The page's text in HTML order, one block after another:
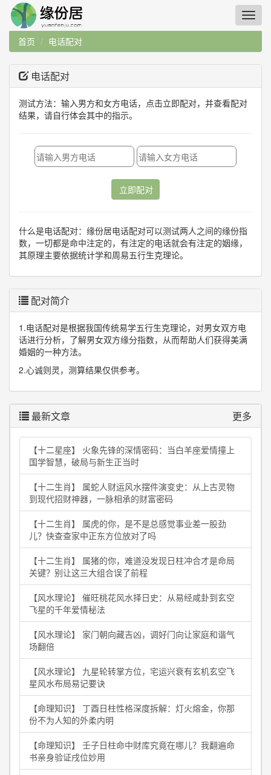
首页 电话配对
电话配对
测试方法：输入男方和女方电话，点击立即配对，并查看配对
结果，请自行体会其中的指示。
立即配对
什么是电话配对：缘份居电话配对可以测试两人之间的缘份指
数，一切都是命中注定的，有注定的电话就会有注定的姻缘，
其原理主要依据统计学和周易五行生克理论。
配对简介
1.电话配对是根据我国传统易学五行生克理论，对男女双方电
话进行分析，了解男女双方缘分指数，从而帮助人们获得美满
婚姻的一种方法。
2.心诚则灵，测算结果仅供参考。
最新文章 更多
【十二星座】 火象先锋的深情密码：当白羊座爱情撞上
国学智慧，破局与新生正当时
【十二生肖】 属蛇人财运风水摆件演变史：从上古灵物
到现代招财神器，一脉相承的财富密码
【十二生肖】 属虎的你，是不是总感觉事业差一股劲
儿？快查查家中正东方位放对了吗
【十二生肖】 属猪的你，难道没发现日柱冲合才是命局
关键？别让这三大组合误了前程
【风水理论】 催旺桃花风水择日史：从易经咸卦到玄空
飞星的千年爱情秘法
【风水理论】 家门朝向藏吉凶，调好门向让家庭和谐气
场翻倍
【风水理论】 九星轮转掌方位，宅运兴衰有玄机玄空飞
星风水布局易记要诀
【命理知识】 丁酉日柱性格深度拆解：灯火熔金，你那
份不为人知的外柔内明
【命理知识】 壬子日柱命中财库究竟在哪儿？我翻遍命
书亲身验证戌位妙用